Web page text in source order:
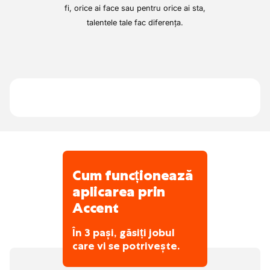
reglabile din showroom, aceștia creează o
canapea ajustată 100% pentru corpul
fi, orice ai face sau pentru orice ai sta,
talentele tale fac diferența.
Cum funcționează
aplicarea prin
Accent
În 3 pași, găsiți jobul
care vi se potrivește.